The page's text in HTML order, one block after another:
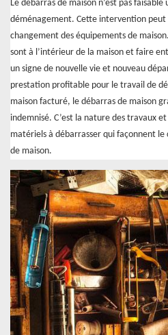
Le débarras de maison n’est pas
déménagement. Cette intervention peut
changement des équipements de
sont à l’intérieur de la maison et faire
un signe de nouvelle vie et nouveau
prestation profitable pour le travail de
maison facturé, le débarras de maison
indemnisé. C’est la nature des travaux
matériels à débarrasser qui façonnent
de maison.